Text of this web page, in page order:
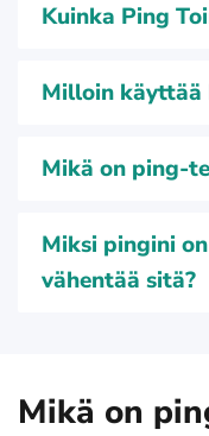
Kuinka Ping
Milloin käyttää
Mikä on ping-
Miksi pingini
vähentää sitä?
Mikä on